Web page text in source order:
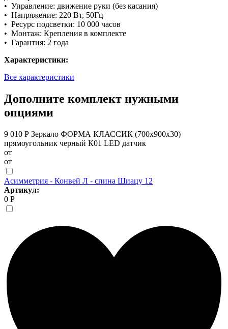
• Управление: движение руки (без касания)
• Напряжение: 220 Вт, 50Гц
• Ресурс подсветки: 10 000 часов
• Монтаж: Крепления в комплекте
• Гарантия: 2 года
Характеристики:
Все характеристики
Дополните комплект нужными
опциями
9 010 Р Зеркало ФОРМА КЛАССИК (700х900х30)
прямоугольник черный К01 LED датчик
от
от
Асимметрия - Конвей Л - спина Шиацу 12
Артикул:
0 Р